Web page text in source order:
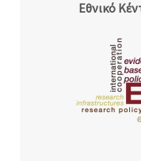
Εθνικό